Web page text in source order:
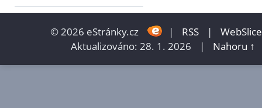
© 2026 eStránky.cz | RSS |
WebSlice
Aktualizováno: 28. 1. 2026
| Nahoru ↑